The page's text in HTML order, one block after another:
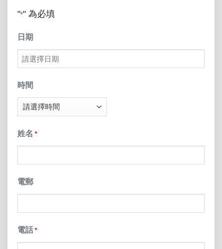
"*" 為必填
日期
MM
slash
DD
YYYY
時間
姓名 *
電郵
電話 *